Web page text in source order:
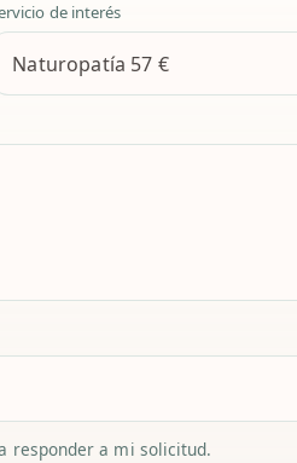
de interés
responder a mi solicitud.